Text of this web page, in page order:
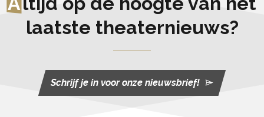
laatste theaternieuws?
Schrijf je in voor onze nieuwsbrief!